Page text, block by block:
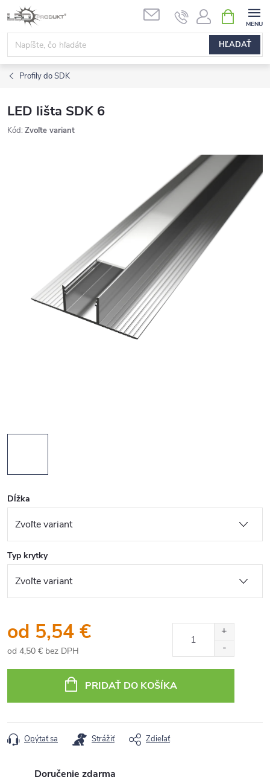
Prejsť
na
obsah
HĽADAŤ
KOŠÍK
Profily do SDK
LED lišta SDK 6
Kód: Zvoľte variant
Dĺžka
Typ krytky
od 5,54 €
od 4,50 € bez DPH
cena:
PRIDAŤ DO KOŠÍKA
Opýtať sa Strážiť Zdieľať
Doručenie zdarma